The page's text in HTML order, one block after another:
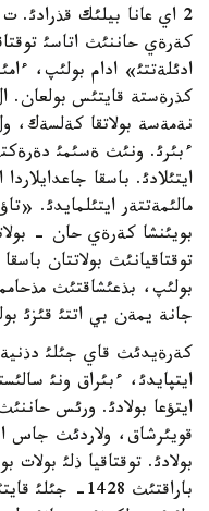
2 اي عانا بيلئك قذرادئ.
كةرةي حاننئث اتاسئ
ادئلةتتئ» ادام بولئپ،
كذرةستة قايتئس بولعان.
نةمةسة بولاتقا
ءبئرئ. ونئث ةسئمئ
ايتئلادئ. باسقا
مالئمةتتةر ايتئلمايدئ.
بويئنشا كةرةي حان -
توقتاقيانئث بولاتتان
بولئپ، بذعئشاقتئث
جانة يمةن بي اتتئ قئزئ
كةرةيدئث قاي جئلئ
ايتپايدئ، ءبئراق ونئ
ايتؤعا بولادئ. ورئس
بولادئ. توقتاقيا ذلئ
باراقتئث